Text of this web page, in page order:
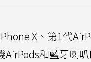
X、第1代
和藍牙喇